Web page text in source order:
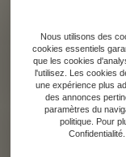
Nous utilisons des
cookies essentiels
que les cookies
l'utilisez. Les cookies
une expérience plus
des annonces
paramètres du
politique. Pour